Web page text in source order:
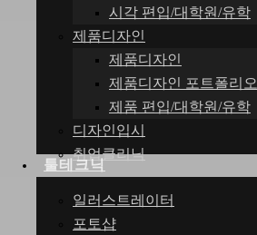
시각 편입/대학원/유학
제품디자인
제품디자인
제품디자인 포트폴리오
제품 편입/대학원/유학
디자인입시
취업클리닉
툴테크닉
일러스트레이터
포토샵